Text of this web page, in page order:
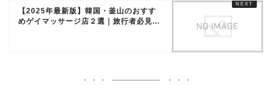
【2025年最新版】韓国・釜山のおすす
めゲイマッサージ店２選｜旅行者必見...